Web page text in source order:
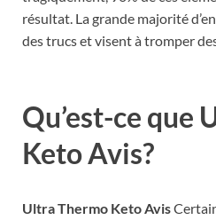
résultat. La grande majorité
des trucs et visent à tromper
Qu’est-ce que
Keto Avis?
Ultra Thermo Keto Avis